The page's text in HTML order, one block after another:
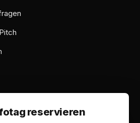
reservieren